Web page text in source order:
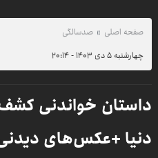
صفحه اصلی صدسالگی
چهارشنبه ۵ دی ۱۴۰۳ - ۲۰:۱۴
داستان خواندنی
دنیا +عکس‌های